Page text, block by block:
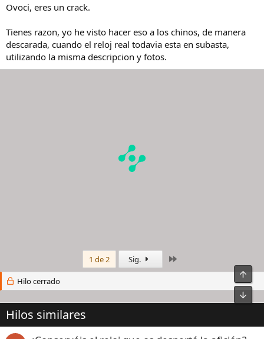
Ovoci, eres un crack.
Tienes razon, yo he visto hacer eso a los chinos, de manera
descarada, cuando el reloj real todavia esta en subasta,
utilizando la misma descripcion y fotos.
1 de 2 Sig.
Hilo cerrado
Hilos similares